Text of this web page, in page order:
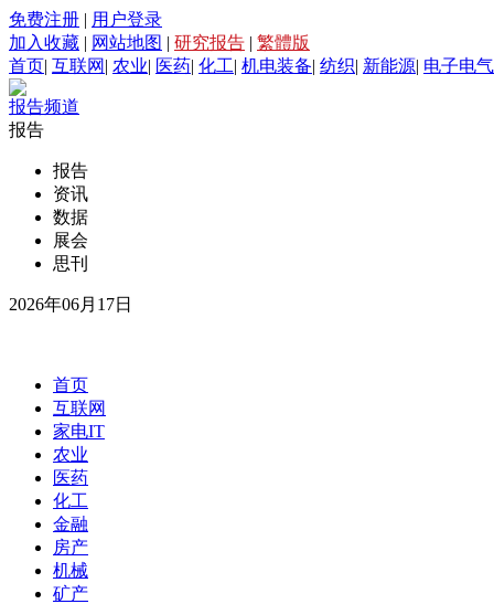
免费注册 | 用户登录
加入收藏 | 网站地图 | 研究报告 | 繁體版
首页| 互联网 | 农业| 医药| 化工| 机电装备| 纺织| 新能源| 电子电气
报告频道
报告
报告
资讯
数据
展会
思刊
2026年06月17日
首页
互联网
家电IT
农业
医药
化工
金融
房产
机械
矿产